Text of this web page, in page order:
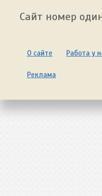
Сайт номер
О сайте Работа у
Реклама